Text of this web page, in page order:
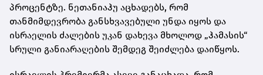
პროცენტზე. ნეთანიაჰუ აცხადებს, რომ
თანმიმდევრობა განსხვავებული უნდა იყოს და
ისრაელის ძალების უკან დახევა მხოლოდ „ჰამასის“
სრული განიარაღების შემდეგ შეიძლება დაიწყოს.